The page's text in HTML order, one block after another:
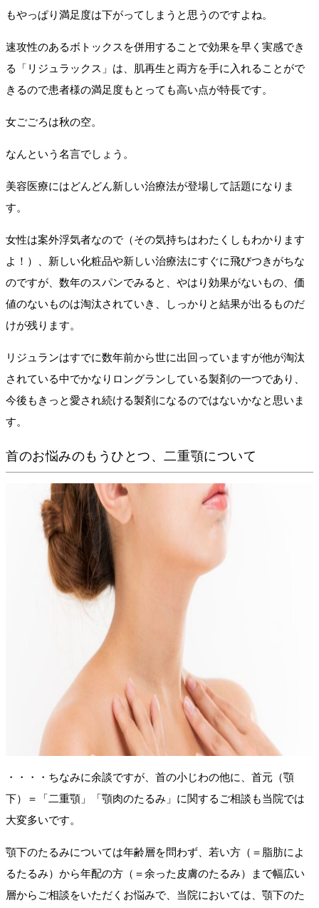
もやっぱり満足度は下がってしまうと思うのですよね。
速攻性のあるボトックスを併用することで効果を早く実感でき
る「リジュラックス」は、肌再生と両方を手に入れることがで
きるので患者様の満足度もとっても高い点が特長です。
女ごごろは秋の空。
なんという名言でしょう。
美容医療にはどんどん新しい治療法が登場して話題になりま
す。
女性は案外浮気者なので（その気持ちはわたくしもわかります
よ！）、新しい化粧品や新しい治療法にすぐに飛びつきがちな
のですが、数年のスパンでみると、やはり効果がないもの、価
値のないものは淘汰されていき、しっかりと結果が出るものだ
けが残ります。
リジュランはすでに数年前から世に出回っていますが他が淘汰
されている中でかなりロングランしている製剤の一つであり、
今後もきっと愛され続ける製剤になるのではないかなと思いま
す。
首のお悩みのもうひとつ、二重顎について
・・・・ちなみに余談ですが、首の小じわの他に、首元（顎
下）＝「二重顎」「顎肉のたるみ」に関するご相談も当院では
大変多いです。
顎下のたるみについては年齢層を問わず、若い方（＝脂肪によ
るたるみ）から年配の方（＝余った皮膚のたるみ）まで幅広い
層からご相談をいただくお悩みで、当院においては、顎下のた